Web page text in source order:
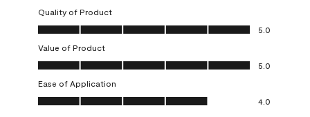
Quality of Product
Quality of Product, 5.0 out of 5
5.0
Value of Product
Value of Product, 5.0 out of 5
5.0
Ease of Application
Ease of Application, 4.0 out of 5
4.0